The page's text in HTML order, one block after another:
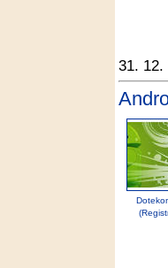
31. 12.